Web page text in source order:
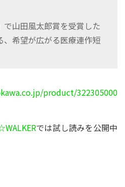
で山田風太郎賞を受賞した
希望が広がる医療連作短
product/322305000
では試し読みを公開中